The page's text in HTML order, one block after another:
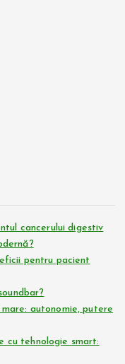
cancerului digestiv
pentru pacient
autonomie, putere
cu tehnologie smart: